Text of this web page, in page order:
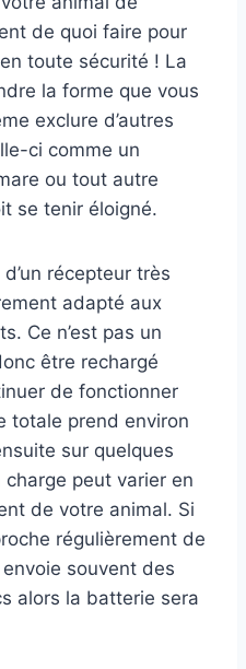
de quoi faire pour
toute sécurité ! La
la forme que vous
exclure d’autres
ci comme un
ou tout autre
se tenir éloigné.
récepteur très
adapté aux
Ce n’est pas un
être rechargé
de fonctionner
totale prend environ
sur quelques
peut varier en
de votre animal. Si
régulièrement de
souvent des
alors la batterie sera